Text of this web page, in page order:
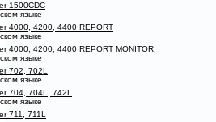
1500CDC
языке
4000, 4200, 4400 REPORT
языке
4000, 4200, 4400 REPORT MONITOR
языке
702, 702L
языке
704, 704L, 742L
языке
711, 711L